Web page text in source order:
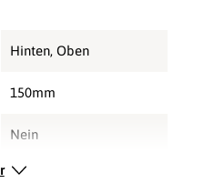
Hinten, Oben
150mm
Nein
Kaminofen